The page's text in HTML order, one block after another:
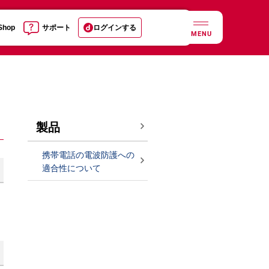
サポート ログインする
MENU
製品
携帯電話の電波防護への
適合性について